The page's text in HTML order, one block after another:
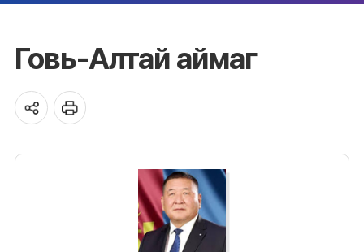
Говь-Алтай аймаг